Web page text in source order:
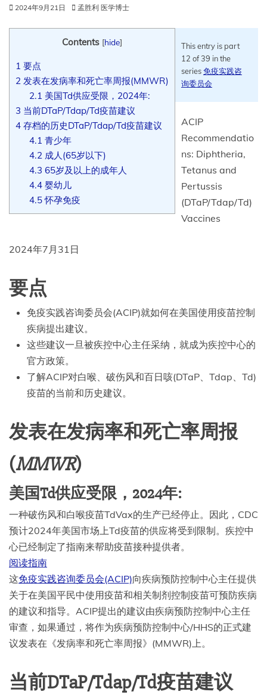
2024年9月21日 孟胜利 医学博士
Contents [hide]
1 要点
2 发表在发病率和死亡率周报(MMWR)
2.1 美国Td供应受限，2024年:
3 当前DTaP/Tdap/Td疫苗建议
4 存档的历史DTaP/Tdap/Td疫苗建议
4.1 青少年
4.2成人(65岁以下)
4.3 65岁及以上的成年人
4.4婴幼儿
4.5怀孕免疫
This entry is part
12 of 39 in the
series免疫实践咨
询委员会
ACIP
Recommendatio
ns: Diphtheria,
Tetanus and
Pertussis
(DTaP/Tdap/Td)
Vaccines
2024年7月31日
要点
免疫实践咨询委员会(ACIP)就如何在美国使用疫苗控制
疾病提出建议。
这些建议一旦被疾控中心主任采纳，就成为疾控中心的
官方政策。
了解ACIP对白喉、破伤风和百日咳(DTaP、Tdap、Td)
疫苗的当前和历史建议。
发表在发病率和死亡率周报
(MMWR)
美国Td供应受限，2024年:
一种破伤风和白喉疫苗TdVax的生产已经停止。因此，CDC
预计2024年美国市场上Td疫苗的供应将受到限制。疾控中
心已经制定了指南来帮助疫苗接种提供者。
阅读指南
这免疫实践咨询委员会(ACIP)向疾病预防控制中心主任提供
关于在美国平民中使用疫苗和相关制剂控制疫苗可预防疾病
的建议和指导。ACIP提出的建议由疾病预防控制中心主任
审查，如果通过，将作为疾病预防控制中心/HHS的正式建
议发表在《发病率和死亡率周报》(MMWR)上。
当前DTaP/Tdap/Td疫苗建议